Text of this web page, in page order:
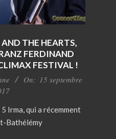
THE HEARTS,
FERDINAND
FESTIVAL !
On: 15 septembre
Irma, qui a récemment
Bathélémy